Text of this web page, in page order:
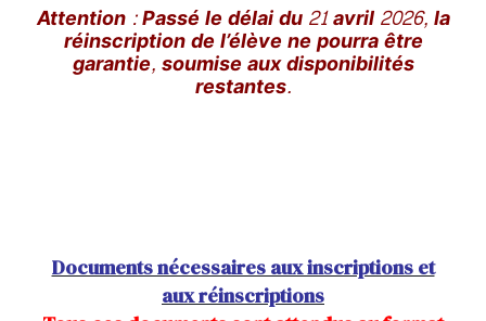
Attention : Passé le délai du 21 avril 2026, la
réinscription de l’élève ne pourra être
garantie, soumise aux disponibilités
restantes.
Documents nécessaires aux inscriptions et
aux réinscriptions